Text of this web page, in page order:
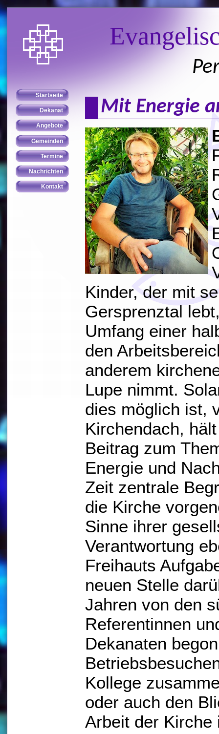
Mit Energie
Kinder, der mit
Gersprenztal
Umfang einer
den
anderem
Lupe nimmt.
dies möglich ist,
Kirchendach,
Beitrag zum
Energie und
Zeit zentrale
die Kirche
Sinne ihrer
Verantwortung
Freihauts
neuen Stelle
Jahren von den
Referentinnen
Dekanaten
Kollege
oder auch den
Arbeit der Kirche